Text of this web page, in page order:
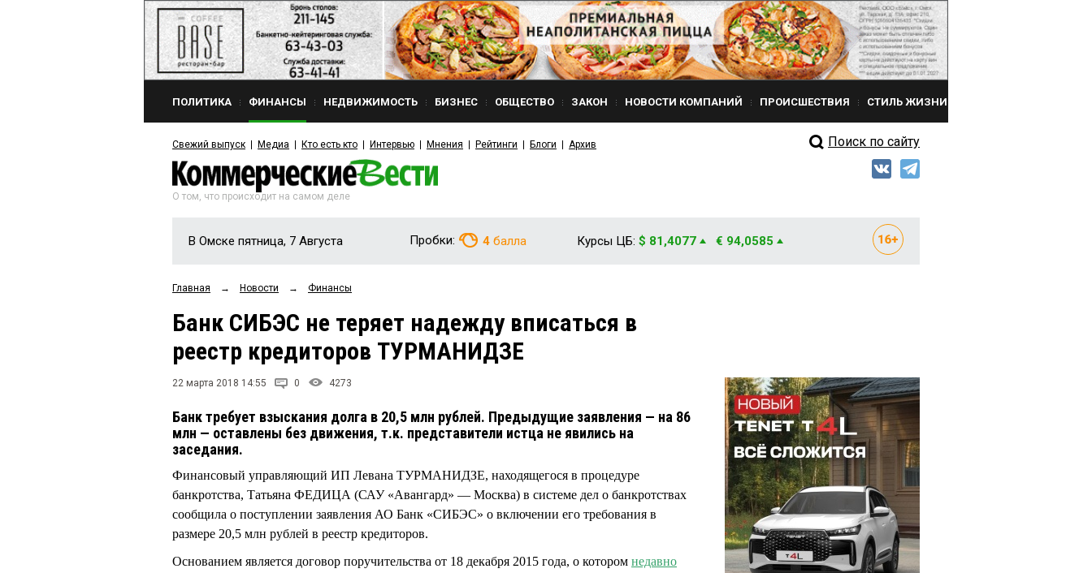
ПОЛИТИКА ФИНАНСЫ НЕДВИЖИМОСТЬ БИЗНЕС ОБЩЕСТВО ЗАКОН НОВОСТИ КОМПАНИЙ ПРОИСШЕСТВИЯ СТИЛЬ ЖИЗНИ
Свежий выпуск Медиа Кто есть кто Интервью Мнения Рейтинги Блоги Архив Поиск по сайту
О том, что происходит на самом деле
В Омске пятница, 7 Августа Пробки: 4 балла Курсы ЦБ: $ 81,4077 € 94,0585
Главная → Новости → Финансы
Банк СИБЭС не теряет надежду вписаться в
реестр кредиторов ТУРМАНИДЗЕ
22 марта 2018 14:55 0 4273
Банк требует взыскания долга в 20,5 млн рублей. Предыдущие заявления — на 86
млн — оставлены без движения, т.к. представители истца не явились на
заседания.
Финансовый управляющий ИП Левана ТУРМАНИДЗЕ, находящегося в процедуре
банкротства, Татьяна ФЕДИЦА (САУ «Авангард» — Москва) в системе дел о банкротствах
сообщила о поступлении заявления АО Банк «СИБЭС» о включении его требования в
размере 20,5 млн рублей в реестр кредиторов.
Основанием является договор поручительства от 18 декабря 2015 года, о котором недавно